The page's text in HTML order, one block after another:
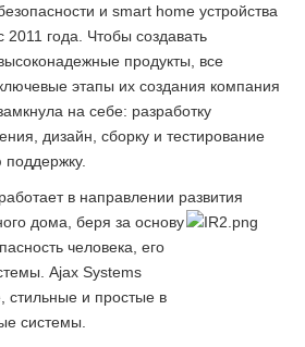
и smart home устройства
2011 года. Чтобы создавать
продукты, все
этапы их создания компания
на себе: разработку
дизайн, сборку и тестирование
поддержку.
в направлении развития
дома, беря за основу
человека, его
Ajax Systems
стильные и простые в
системы.